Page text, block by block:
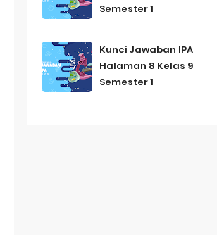
Semester 1
Kunci Jawaban IPA
Halaman 8 Kelas 9
Semester 1